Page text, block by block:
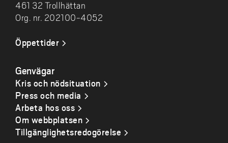
461 32 Trollhättan
Org. nr. 202100-4052
Öppettider
Genvägar
Kris och nödsituation
Press och media
Arbeta hos oss
Om webbplatsen
Tillgänglighetsredogörelse